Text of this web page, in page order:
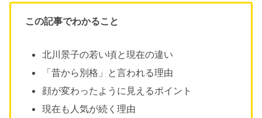
この記事でわかること
北川景子の若い頃と現在の違い
「昔から別格」と言われる理由
顔が変わったように見えるポイント
現在も人気が続く理由